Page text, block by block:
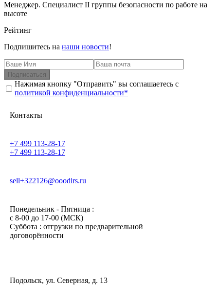
Менеджер. Специалист II группы безопасности по работе на
высоте
Рейтинг
Подпишитесь на наши новости!
Подписаться
Нажимая кнопку "Отправить" вы соглашаетесь с
политикой конфиденциальности*
Контакты
+7 499 113-28-17
+7 499 113-28-17
sell+322126@ooodirs.ru
Понедельник - Пятница :
c 8-00 до 17-00 (МСК)
Суббота : отгрузки по предварительной
договорённости
Подольск, ул. Северная, д. 13